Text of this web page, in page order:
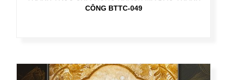
CÔNG BTTC-049